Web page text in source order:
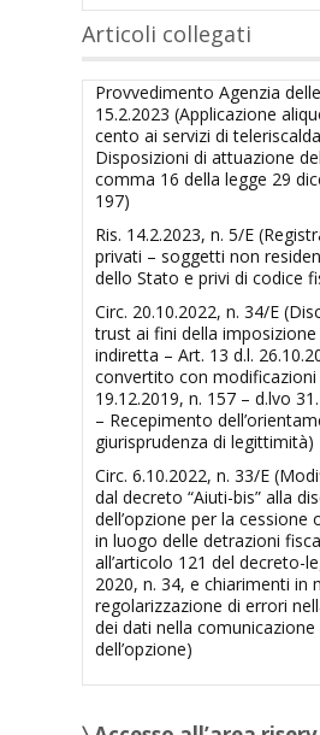
Articoli collegati
Provvedimento Agenzia
15.2.2023 (Applicazione
cento ai servizi di
Disposizioni di attuazione
comma 16 della legge 29
197)
Ris. 14.2.2023, n. 5/E
privati – soggetti non
dello Stato e privi di codice
Circ. 20.10.2022, n. 34/E
trust ai fini della
indiretta – Art. 13 d.l.
convertito con modificazioni
19.12.2019, n. 157 – d.lvo
– Recepimento
giurisprudenza di legittimità)
Circ. 6.10.2022, n. 33/E
dal decreto “Aiuti-bis” alla
dell’opzione per la cessione
in luogo delle detrazioni
all’articolo 121 del decreto-
2020, n. 34, e chiarimenti in
regolarizzazione di errori
dei dati nella comunicazione
dell’opzione)